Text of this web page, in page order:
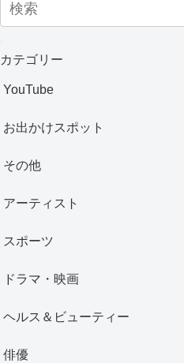
カテゴリー
YouTube
お出かけスポット
その他
アーティスト
スポーツ
ドラマ・映画
ヘルス＆ビューティー
俳優